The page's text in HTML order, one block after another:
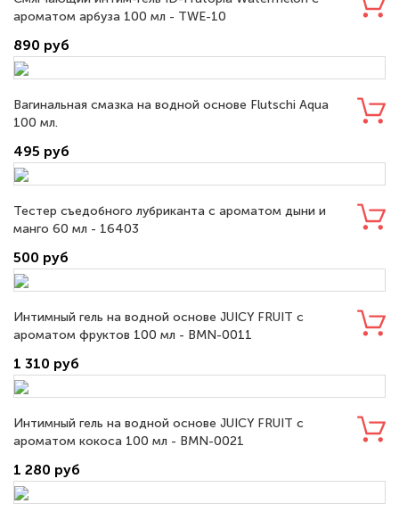
ароматом арбуза 100 мл - TWE-10
890 руб
Вагинальная смазка на водной основе Flutschi Aqua
100 мл.
495 руб
Тестер съедобного лубриканта с ароматом дыни и
манго 60 мл - 16403
500 руб
Интимный гель на водной основе JUICY FRUIT с
ароматом фруктов 100 мл - BMN-0011
1 310 руб
Интимный гель на водной основе JUICY FRUIT с
ароматом кокоса 100 мл - BMN-0021
1 280 руб